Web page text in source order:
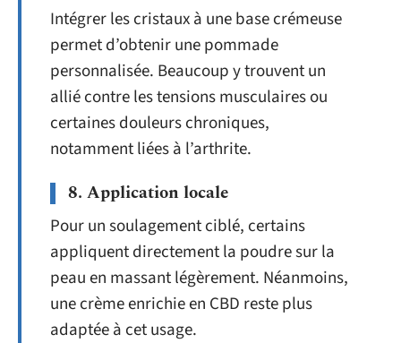
Intégrer les cristaux à une base crémeuse
permet d’obtenir une pommade
personnalisée. Beaucoup y trouvent un
allié contre les tensions musculaires ou
certaines douleurs chroniques,
notamment liées à l’arthrite.
8. Application locale
Pour un soulagement ciblé, certains
appliquent directement la poudre sur la
peau en massant légèrement. Néanmoins,
une crème enrichie en CBD reste plus
adaptée à cet usage.